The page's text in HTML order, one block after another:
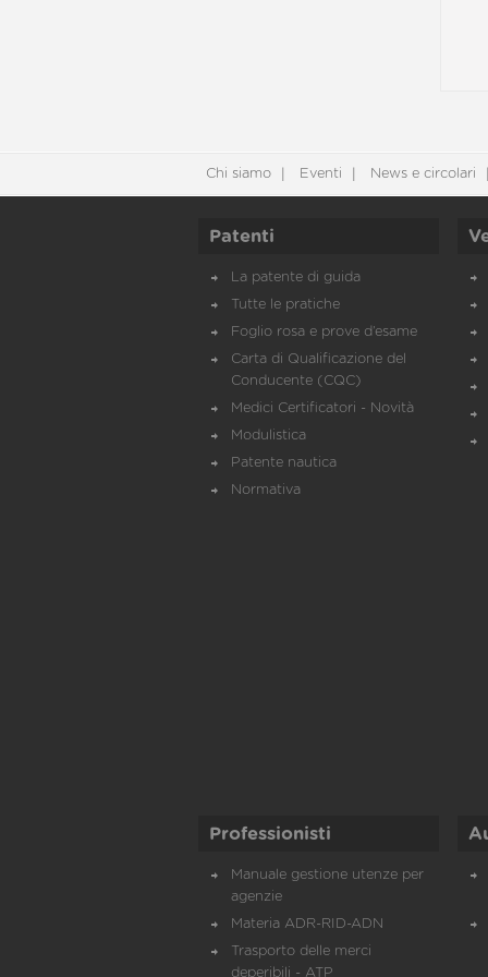
Chi siamo Eventi News e circolari
Patenti
La patente di guida
Tutte le pratiche
Foglio rosa e prove d’esame
Carta di Qualificazione del
Conducente (CQC)
Medici Certificatori - Novità
Modulistica
Patente nautica
Normativa
Professionisti
Manuale gestione utenze per
agenzie
Materia ADR-RID-ADN
Trasporto delle merci
deperibili - ATP